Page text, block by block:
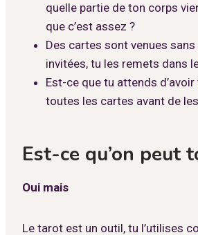
quelle partie de ton corps
que c’est assez ?
Des cartes sont venues
invitées, tu les remets dans
Est-ce que tu attends
toutes les cartes avant de
Est-ce qu’on peut
Oui mais
Le tarot est un outil, tu l’utilises